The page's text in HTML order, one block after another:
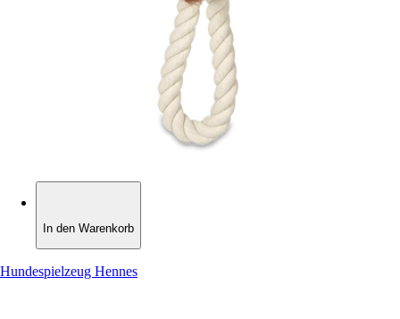
In den Warenkorb
Hundespielzeug Hennes